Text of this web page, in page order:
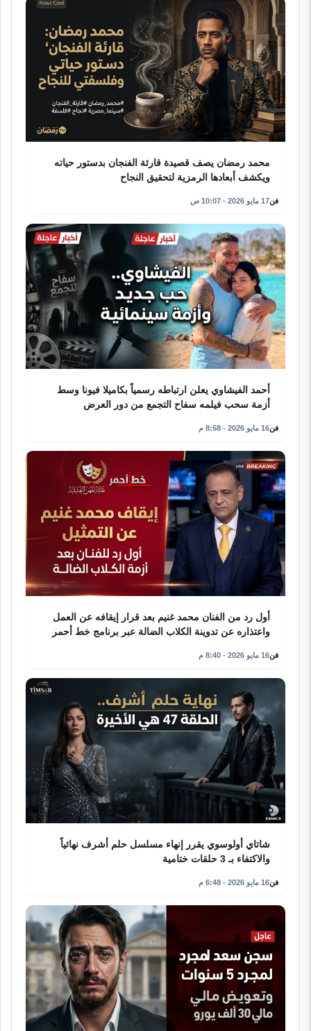
محمد رمضان يصف قصيدة قارئة الفنجان بدستور حياته
ويكشف أبعادها الرمزية لتحقيق النجاح
فن17 مايو 2026 - 10:07 ص
أحمد الفيشاوي يعلن ارتباطه رسمياً بكاميلا فيونا وسط
أزمة سحب فيلمه سفاح التجمع من دور العرض
فن16 مايو 2026 - 8:58 م
أول رد من الفنان محمد غنيم بعد قرار إيقافه عن العمل
واعتذاره عن تدوينة الكلاب الضالة عبر برنامج خط أحمر
فن16 مايو 2026 - 8:40 م
شاتاي أولوسوي يقرر إنهاء مسلسل حلم أشرف نهائياً
والاكتفاء بـ 3 حلقات ختامية
فن16 مايو 2026 - 6:48 م